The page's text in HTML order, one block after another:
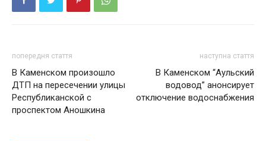
попередня стаття
В Каменском произошло
ДТП на пересечении улицы
Республиканской с
проспектом Аношкина
наступна стаття
В Каменском “Аульский
водовод” анонсирует
отключение водоснабжения